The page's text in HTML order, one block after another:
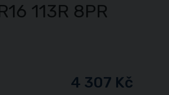
113R 8PR
4 307 Kč